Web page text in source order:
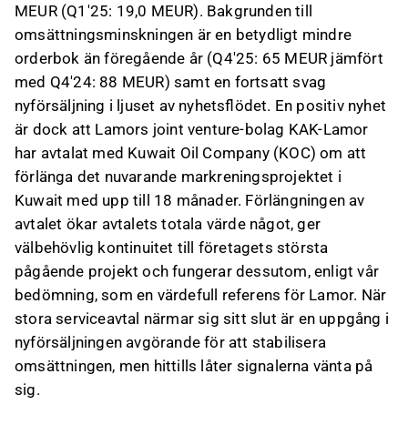
MEUR (Q1'25: 19,0 MEUR). Bakgrunden till
omsättningsminskningen är en betydligt mindre
orderbok än föregående år (Q4'25: 65 MEUR jämfört
med Q4'24: 88 MEUR) samt en fortsatt svag
nyförsäljning i ljuset av nyhetsflödet. En positiv nyhet
är dock att Lamors joint venture-bolag KAK-Lamor
har avtalat med Kuwait Oil Company (KOC) om att
förlänga det nuvarande markreningsprojektet i
Kuwait med upp till 18 månader. Förlängningen av
avtalet ökar avtalets totala värde något, ger
välbehövlig kontinuitet till företagets största
pågående projekt och fungerar dessutom, enligt vår
bedömning, som en värdefull referens för Lamor. När
stora serviceavtal närmar sig sitt slut är en uppgång i
nyförsäljningen avgörande för att stabilisera
omsättningen, men hittills låter signalerna vänta på
sig.